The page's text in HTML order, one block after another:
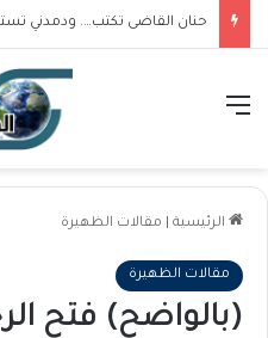
حنان القاضى تكتب…. ودمدني
القائمة
الرئيسية مقالات الظهيرة
مقالات الظهيرة
(بالواضح) فتح